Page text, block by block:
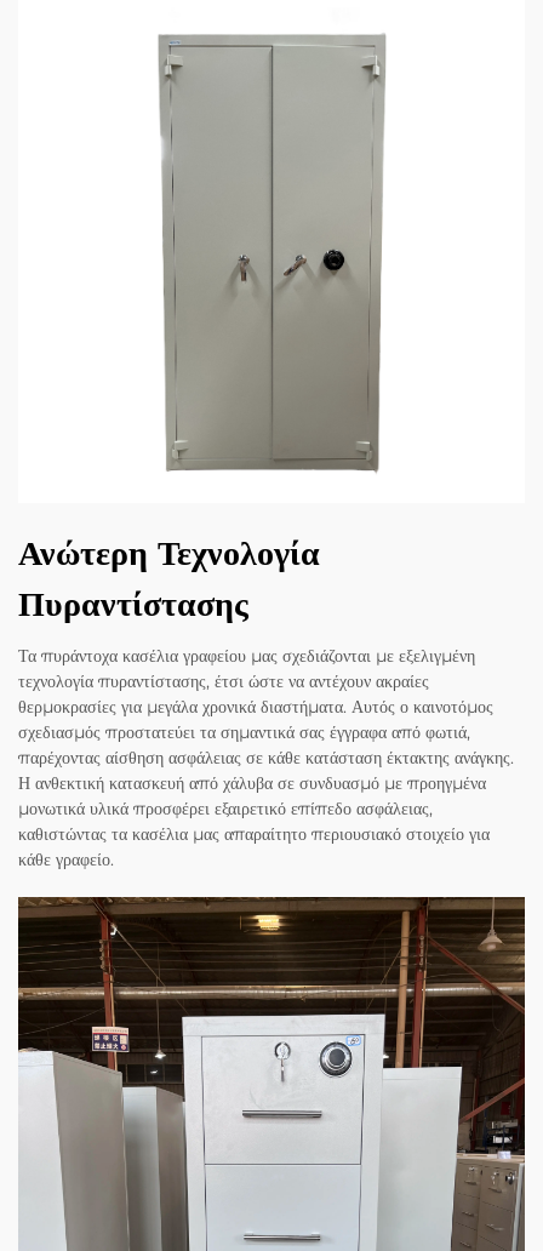
Ανώτερη Τεχνολογία
Πυραντίστασης
Τα πυράντοχα κασέλια γραφείου μας σχεδιάζονται με εξελιγμένη
τεχνολογία πυραντίστασης, έτσι ώστε να αντέχουν ακραίες
θερμοκρασίες για μεγάλα χρονικά διαστήματα. Αυτός ο καινοτόμος
σχεδιασμός προστατεύει τα σημαντικά σας έγγραφα από φωτιά,
παρέχοντας αίσθηση ασφάλειας σε κάθε κατάσταση έκτακτης ανάγκης.
Η ανθεκτική κατασκευή από χάλυβα σε συνδυασμό με προηγμένα
μονωτικά υλικά προσφέρει εξαιρετικό επίπεδο ασφάλειας,
καθιστώντας τα κασέλια μας απαραίτητο περιουσιακό στοιχείο για
κάθε γραφείο.